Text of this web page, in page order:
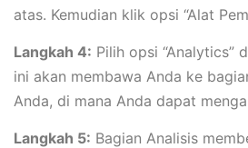
atas. Kemudian klik opsi “Alat
Langkah 4: Pilih opsi “Analytics”
ini akan membawa Anda ke
Anda, di mana Anda dapat
Langkah 5: Bagian Analisis